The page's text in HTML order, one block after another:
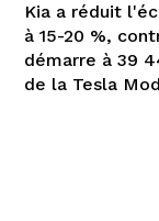
Kia a réduit
à 15-20 %,
démarre à 39
de la Tesla